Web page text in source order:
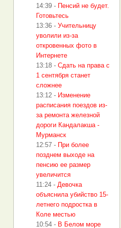
14:39 - Пенсий не будет.
Готовьтесь
13:36 - Учительницу
уволили из-за
откровенных фото в
Интернете
13:18 - Сдать на права с
1 сентября станет
сложнее
13:12 - Изменение
расписания поездов из-
за ремонта железной
дороги Кандалакша -
Мурманск
12:57 - При более
позднем выходе на
пенсию ее размер
увеличится
11:24 - Девочка
объяснила убийство 15-
летнего подростка в
Коле местью
10:54 - В Белом море